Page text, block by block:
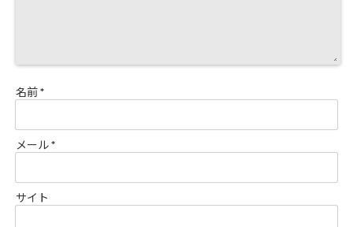
名前*
メール*
サイト